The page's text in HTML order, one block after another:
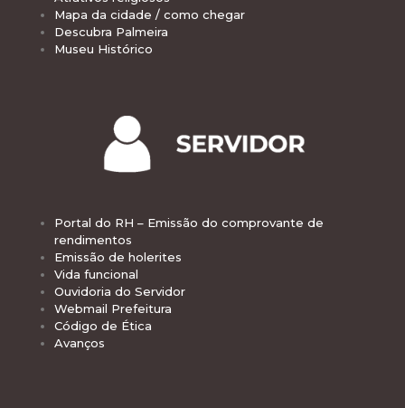
Mapa da cidade / como chegar
Descubra Palmeira
Museu Histórico
Portal do RH – Emissão do comprovante de
rendimentos
Emissão de holerites
Vida funcional
Ouvidoria do Servidor
Webmail Prefeitura
Código de Ética
Avanços